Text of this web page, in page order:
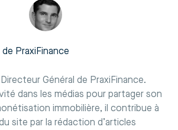
PraxiFinance
Général de PraxiFinance.
dans les médias pour partager son
immobilière, il contribue à
site par la rédaction d’articles